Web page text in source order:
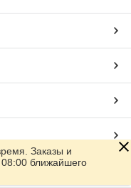
Заказы и
ближайшего